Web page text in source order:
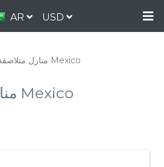
AR USD
منازل متلاصقة في Mexico
منازل متلاصقة في Mexico